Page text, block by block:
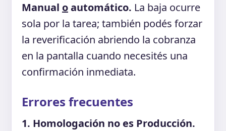
Manual oautomático. La baja ocurre
sola por la tarea; también podés forzar
la reverificación abriendo la cobranza
en la pantalla cuando necesités una
confirmación inmediata.
Errores frecuentes
1. Homologación no es Producción.